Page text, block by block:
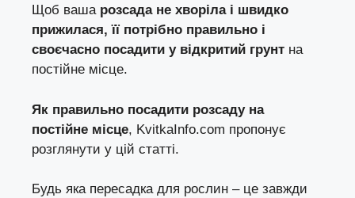
Щоб ваша розсада не хворіла і швидко
прижилася, її потрібно правильно і
своєчасно посадити у відкритий грунт на
постійне місце.
Як правильно посадити розсаду на
постійне місце, KvitkaInfo.com пропонує
розглянути у цій статті.
Будь яка пересадка для рослин – це завжди